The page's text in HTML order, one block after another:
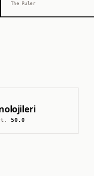
The Ruler
50.0